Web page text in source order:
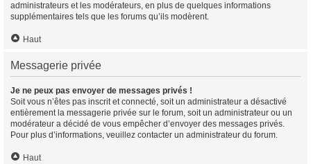
administrateurs et les modérateurs, en plus de quelques informations
supplémentaires tels que les forums qu’ils modèrent.
Haut
Messagerie privée
Je ne peux pas envoyer de messages privés !
Soit vous n’êtes pas inscrit et connecté, soit un administrateur a désactivé
entièrement la messagerie privée sur le forum, soit un administrateur ou un
modérateur a décidé de vous empêcher d’envoyer des messages privés.
Pour plus d’informations, veuillez contacter un administrateur du forum.
Haut